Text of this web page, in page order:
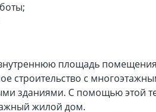
площадь
строительство с
зданиями. С помощью этой
жилой дом.